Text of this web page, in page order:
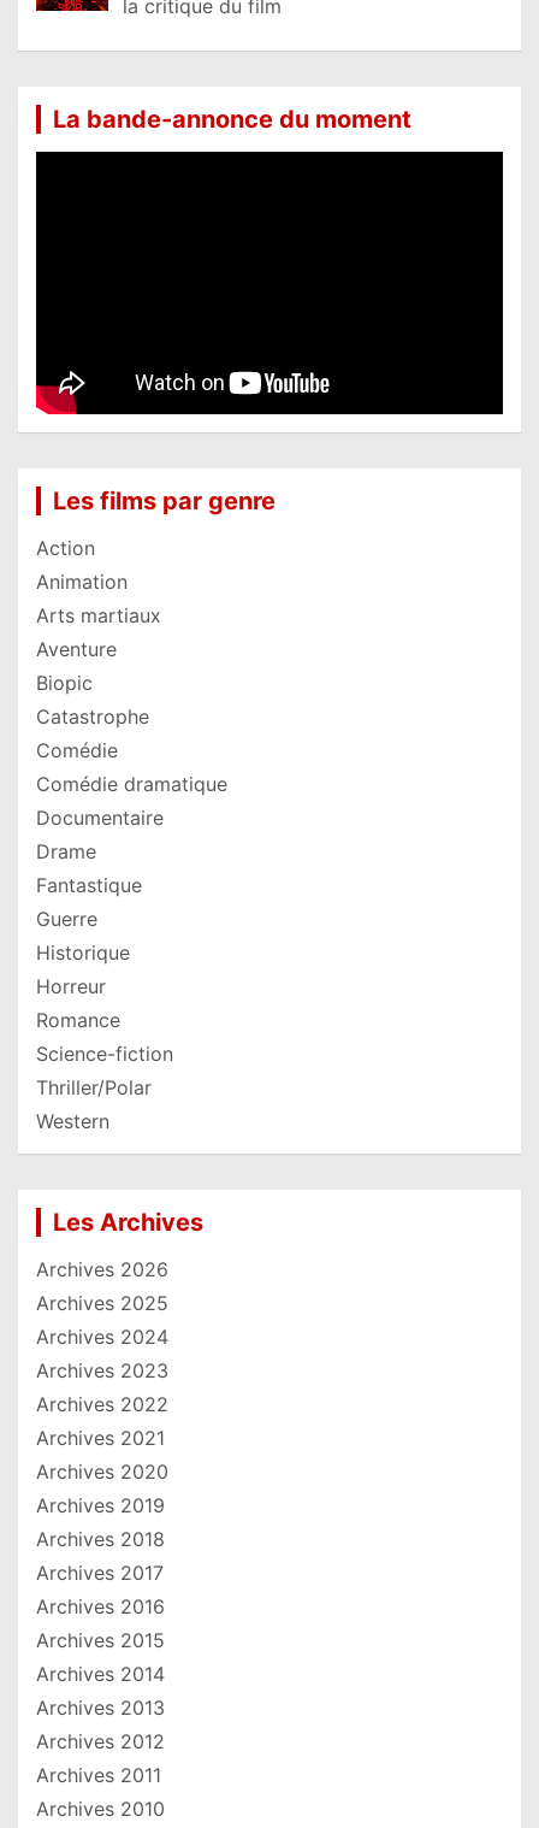
la critique du film
La bande-annonce du moment
Les films par genre
Action
Animation
Arts martiaux
Aventure
Biopic
Catastrophe
Comédie
Comédie dramatique
Documentaire
Drame
Fantastique
Guerre
Historique
Horreur
Romance
Science-fiction
Thriller/Polar
Western
Les Archives
Archives 2026
Archives 2025
Archives 2024
Archives 2023
Archives 2022
Archives 2021
Archives 2020
Archives 2019
Archives 2018
Archives 2017
Archives 2016
Archives 2015
Archives 2014
Archives 2013
Archives 2012
Archives 2011
Archives 2010